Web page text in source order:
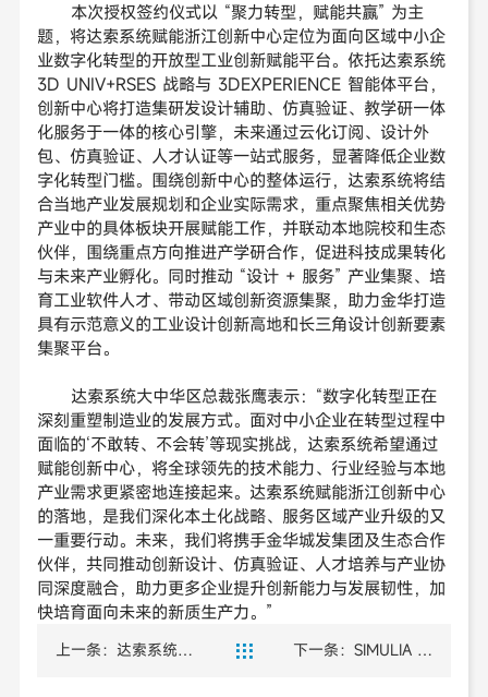
本次授权签约仪式以 “聚力转型，赋能共赢” 为主
题，将达索系统赋能浙江创新中心定位为面向区域中小企
业数字化转型的开放型工业创新赋能平台。依托达索系统
3D UNIV+RSES 战略与 3DEXPERIENCE 智能体平台，
创新中心将打造集研发设计辅助、仿真验证、教学研一体
化服务于一体的核心引擎，未来通过云化订阅、设计外
包、仿真验证、人才认证等一站式服务，显著降低企业数
字化转型门槛。围绕创新中心的整体运行，达索系统将结
合当地产业发展规划和企业实际需求，重点聚焦相关优势
产业中的具体板块开展赋能工作，并联动本地院校和生态
伙伴，围绕重点方向推进产学研合作，促进科技成果转化
与未来产业孵化。同时推动 “设计 + 服务” 产业集聚、培
育工业软件人才、带动区域创新资源集聚，助力金华打造
具有示范意义的工业设计创新高地和长三角设计创新要素
集聚平台。
达索系统大中华区总裁张鹰表示：“数字化转型正在
深刻重塑制造业的发展方式。面对中小企业在转型过程中
面临的‘不敢转、不会转’等现实挑战，达索系统希望通过
赋能创新中心，将全球领先的技术能力、行业经验与本地
产业需求更紧密地连接起来。达索系统赋能浙江创新中心
的落地，是我们深化本土化战略、服务区域产业升级的又
一重要行动。未来，我们将携手金华城发集团及生态合作
伙伴，共同推动创新设计、仿真验证、人才培养与产业协
同深度融合，助力更多企业提升创新能力与发展韧性，加
快培育面向未来的新质生产力。”
上一条：达索系统走  下一条：SIMULIA 一